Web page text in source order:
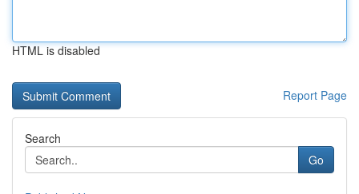
HTML is disabled
Report Page
Search
Go